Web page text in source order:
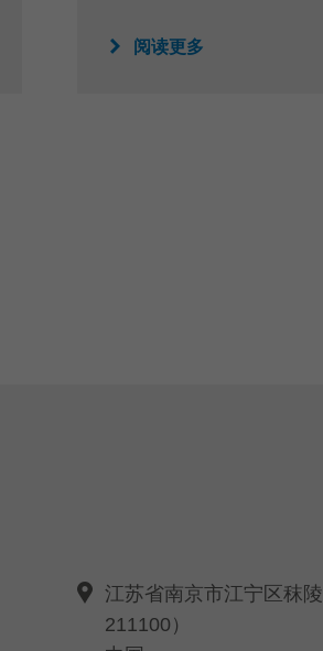
阅读更多
江苏省南京市江宁区秣
211100）